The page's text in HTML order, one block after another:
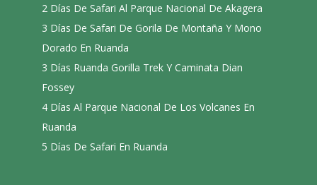
2 Días De Safari Al Parque Nacional De Akagera
3 Días De Safari De Gorila De Montaña Y Mono
Dorado En Ruanda
3 Días Ruanda Gorilla Trek Y Caminata Dian
Fossey
4 Días Al Parque Nacional De Los Volcanes En
Ruanda
5 Días De Safari En Ruanda